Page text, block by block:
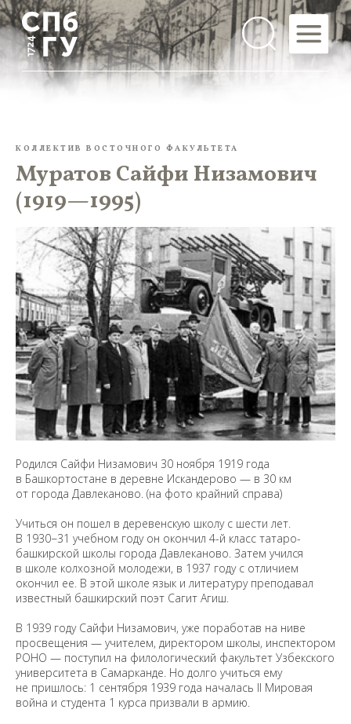
КОЛЛЕКТИВ ВОСТОЧНОГО ФАКУЛЬТЕТА
Муратов Сайфи Низамович
(1919—1995)
Родился Сайфи Низамович 30 ноября 1919 года
в Башкортостане в деревне Искандерово — в 30 км
от города Давлеканово. (на фото крайний справа)
Учиться он пошел в деревенскую школу с шести лет.
В 1930−31 учебном году он окончил 4-й класс татаро-
башкирской школы города Давлеканово. Затем учился
в школе колхозной молодежи, в 1937 году с отличием
окончил ее. В этой школе язык и литературу преподавал
известный башкирский поэт Сагит Агиш.
В 1939 году Сайфи Низамович, уже поработав на ниве
просвещения — учителем, директором школы, инспектором
РОНО — поступил на филологический факультет Узбекского
университета в Самарканде. Но долго учиться ему
не пришлось: 1 сентября 1939 года началась II Мировая
война и студента 1 курса призвали в армию.